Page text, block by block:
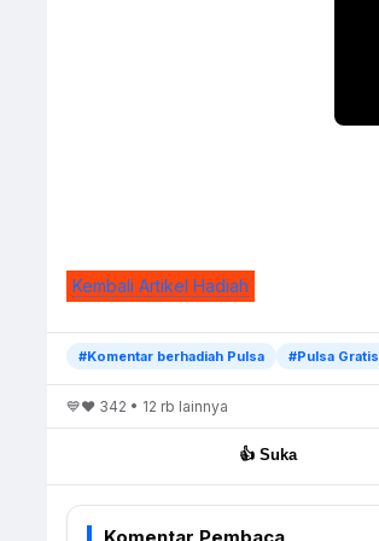
Kembali Artikel Hadiah
#Komentar berhadiah Pulsa #Pulsa Gratis
💙❤️ 342 • 12 rb lainnya
👍 Suka